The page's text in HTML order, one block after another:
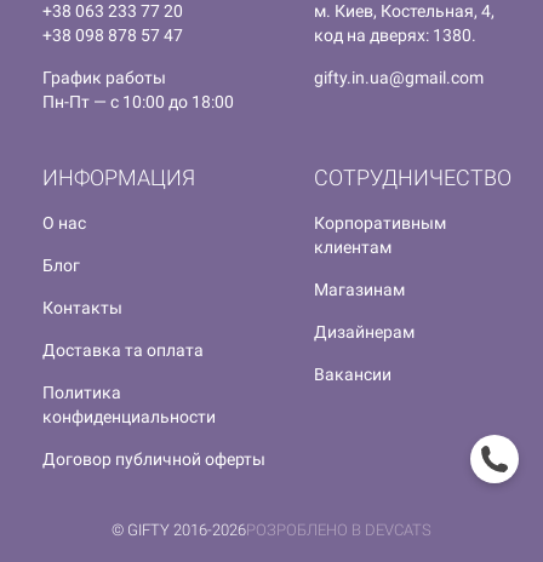
+38 063 233 77 20
+38 098 878 57 47
м. Киев, Костельная, 4,
код на дверях: 1380.
График работы
Пн-Пт — с 10:00 до 18:00
gifty.in.ua@gmail.com
СОТРУДНИЧЕСТВО
Корпоративным
клиентам
Магазинам
Дизайнерам
Вакансии
ИНФОРМАЦИЯ
О нас
Блог
Контакты
Доставка та оплата
Политика
конфиденциальности
Договор публичной оферты
© GIFTY 2016-2026РОЗРОБЛЕНО В DEVCATS